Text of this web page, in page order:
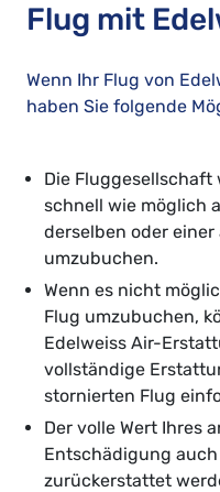
Flug mit
Wenn Ihr Flug von
haben Sie folgende
Die Fluggesellschaft
schnell wie möglich
derselben oder
umzubuchen.
Wenn es nicht
Flug umzubuchen,
Edelweiss Air-
vollständige
stornierten Flug
Der volle Wert Ihres
Entschädigung
zurückerstattet